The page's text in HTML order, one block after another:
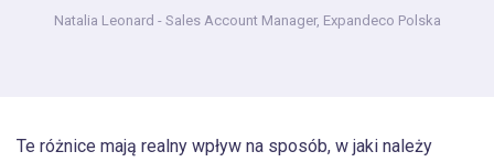
Natalia Leonard - Sales Account Manager, Expandeco Polska
Te różnice mają realny wpływ na sposób, w jaki należy